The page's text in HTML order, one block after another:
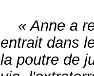
« Anne a
entrait dans
la poutre de